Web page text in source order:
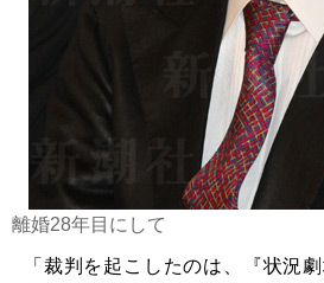
離婚28年目にして
「裁判を起こしたのは、『状況